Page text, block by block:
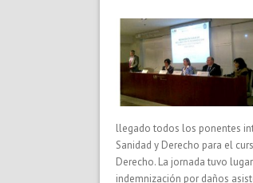
llegado todos los ponentes
Sanidad y Derecho para el
Derecho. La jornada tuvo
indemnización por daños